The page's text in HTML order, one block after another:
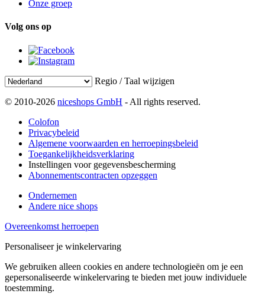
Onze groep
Volg ons op
Regio / Taal wijzigen
© 2010-2026 niceshops GmbH - All rights reserved.
Colofon
Privacybeleid
Algemene voorwaarden en herroepingsbeleid
Toegankelijkheidsverklaring
Instellingen voor gegevensbescherming
Abonnementscontracten opzeggen
Ondernemen
Andere nice shops
Overeenkomst herroepen
Personaliseer je winkelervaring
We gebruiken alleen cookies en andere technologieën om je een
gepersonaliseerde winkelervaring te bieden met jouw individuele
toestemming.